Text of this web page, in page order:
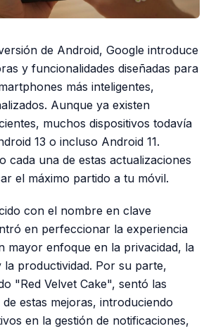
de Android, Google introduce
y funcionalidades diseñadas para
más inteligentes,
Aunque ya existen
muchos dispositivos todavía
13 o incluso Android 11.
cada una de estas actualizaciones
el máximo partido a tu móvil.
con el nombre en clave
en perfeccionar la experiencia
mayor enfoque en la privacidad, la
la productividad. Por su parte,
"Red Velvet Cake", sentó las
estas mejoras, introduciendo
en la gestión de notificaciones,